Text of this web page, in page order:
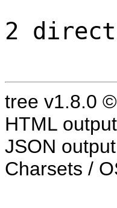
2
tree v1.8.0
HTML
JSON
Charsets /